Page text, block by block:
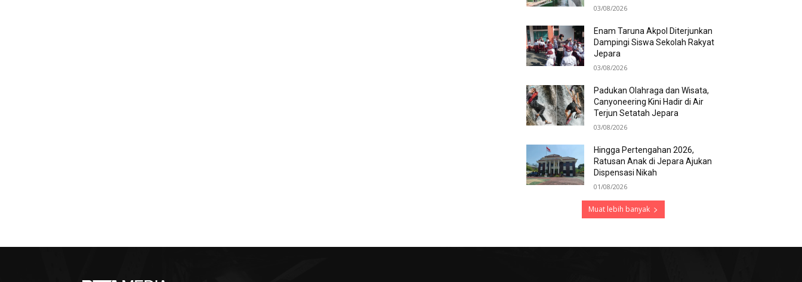
03/08/2026
Enam Taruna Akpol Diterjunkan
Dampingi Siswa Sekolah Rakyat
Jepara
03/08/2026
Padukan Olahraga dan Wisata,
Canyoneering Kini Hadir di Air
Terjun Setatah Jepara
03/08/2026
Hingga Pertengahan 2026,
Ratusan Anak di Jepara Ajukan
Dispensasi Nikah
01/08/2026
Muat lebih banyak